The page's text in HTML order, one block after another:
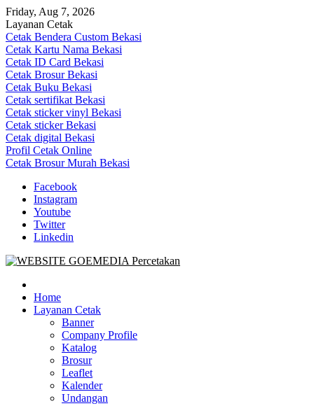
Skip
to
content
Friday, Aug 7, 2026
Layanan Cetak
Cetak Bendera Custom Bekasi
Cetak Kartu Nama Bekasi
Cetak ID Card Bekasi
Cetak Brosur Bekasi
Cetak Buku Bekasi
Cetak sertifikat Bekasi
Cetak sticker vinyl Bekasi
Cetak sticker Bekasi
Cetak digital Bekasi
Profil Cetak Online
Cetak Brosur Murah Bekasi
Facebook
Instagram
Youtube
Twitter
Linkedin
Goe Media Percetakan | 0822-4439-5599 (Call/WA)
0822-4439-5599 (Call/WA) Percetakan jasa cetak banner buku yasin
invoice kartu nama label map nota spanduk stiker undangan
pernikahan murah online 24 jam
Home
Layanan Cetak
Banner
Company Profile
Katalog
Brosur
Leaflet
Kalender
Undangan